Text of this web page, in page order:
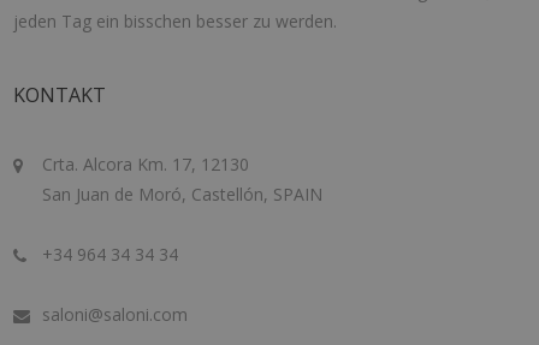
jeden Tag ein bisschen besser zu werden.
KONTAKT
Crta. Alcora Km. 17, 12130
San Juan de Moró, Castellón, SPAIN
+34 964 34 34 34
saloni@saloni.com